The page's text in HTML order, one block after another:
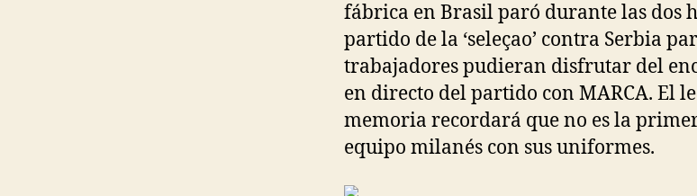
fábrica en Brasil paró durante las dos
partido de la ‘seleçao’ contra Serbia
trabajadores pudieran disfrutar del
en directo del partido con MARCA. El
memoria recordará que no es la
equipo milanés con sus uniformes.